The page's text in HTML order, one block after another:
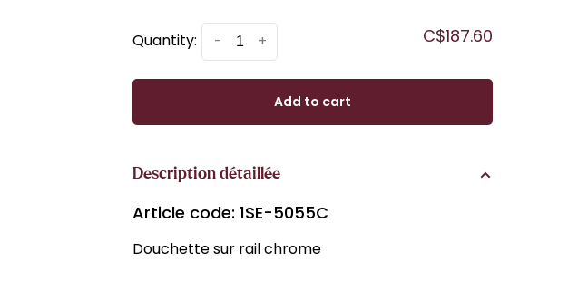
Quantity: +
- C$187.60
Add to cart
Description détaillée
Article code: 1SE-5055C
Douchette sur rail chrome